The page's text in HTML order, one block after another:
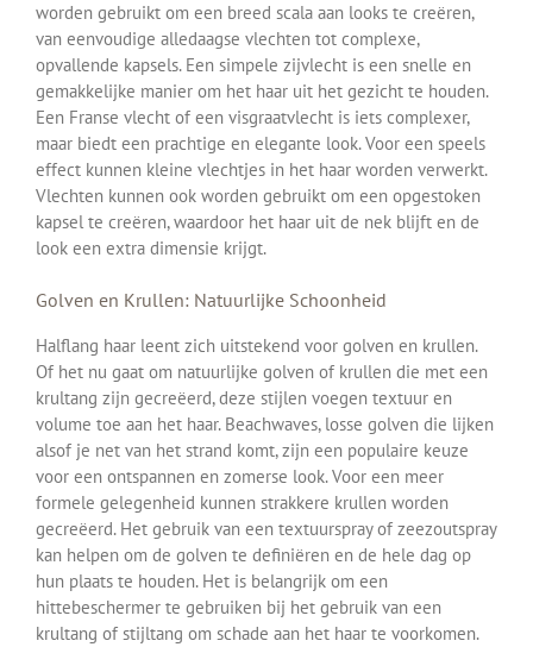
worden gebruikt om een breed scala aan looks te creëren,
van eenvoudige alledaagse vlechten tot complexe,
opvallende kapsels. Een simpele zijvlecht is een snelle en
gemakkelijke manier om het haar uit het gezicht te houden.
Een Franse vlecht of een visgraatvlecht is iets complexer,
maar biedt een prachtige en elegante look. Voor een speels
effect kunnen kleine vlechtjes in het haar worden verwerkt.
Vlechten kunnen ook worden gebruikt om een opgestoken
kapsel te creëren, waardoor het haar uit de nek blijft en de
look een extra dimensie krijgt.
Golven en Krullen: Natuurlijke Schoonheid
Halflang haar leent zich uitstekend voor golven en krullen.
Of het nu gaat om natuurlijke golven of krullen die met een
krultang zijn gecreëerd, deze stijlen voegen textuur en
volume toe aan het haar. Beachwaves, losse golven die lijken
alsof je net van het strand komt, zijn een populaire keuze
voor een ontspannen en zomerse look. Voor een meer
formele gelegenheid kunnen strakkere krullen worden
gecreëerd. Het gebruik van een textuurspray of zeezoutspray
kan helpen om de golven te definiëren en de hele dag op
hun plaats te houden. Het is belangrijk om een
hittebeschermer te gebruiken bij het gebruik van een
krultang of stijltang om schade aan het haar te voorkomen.